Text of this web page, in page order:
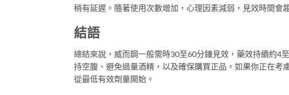
稍有延遲。隨著使用次數增加，心理因素減弱，見效時間會
結語
總結來說，威而鋼一般需時30至60分鐘見效，藥效持續約4
持空腹、避免過量酒精，以及確保購買正品。如果你正在考
從最低有效劑量開始。